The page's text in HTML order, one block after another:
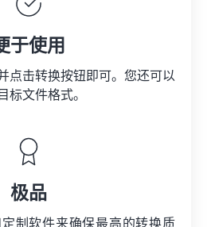
于使用
点击转换按钮即可。您还可以
标文件格式。
极品